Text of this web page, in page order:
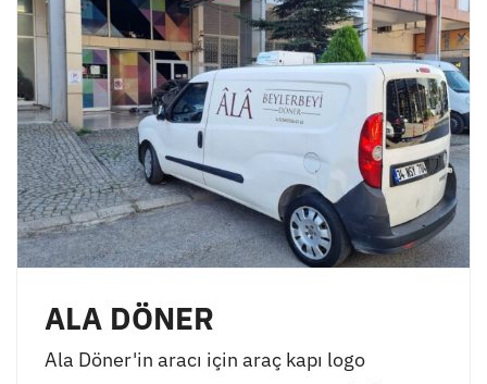
ALA DÖNER
Ala Döner'in aracı için araç kapı logo